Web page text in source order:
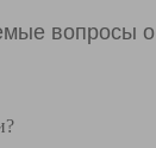
вопросы